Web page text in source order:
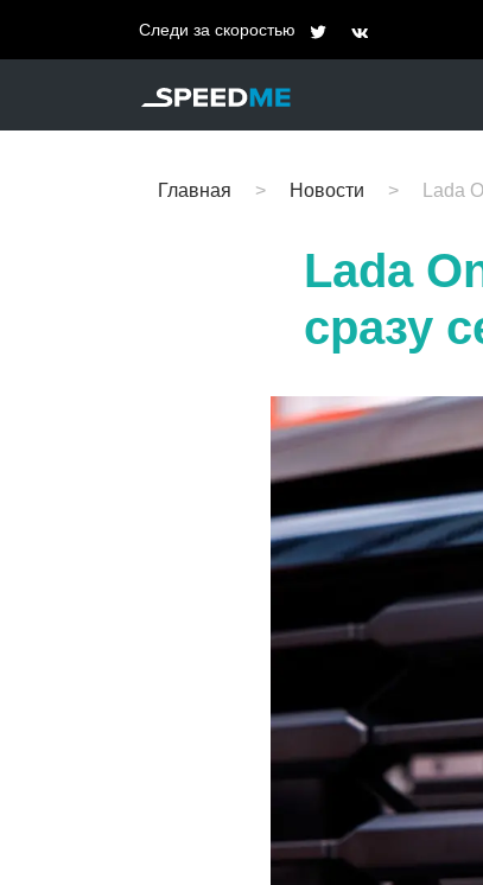
Следи за скоростью
Главная Новости Lada
Lada
сразу